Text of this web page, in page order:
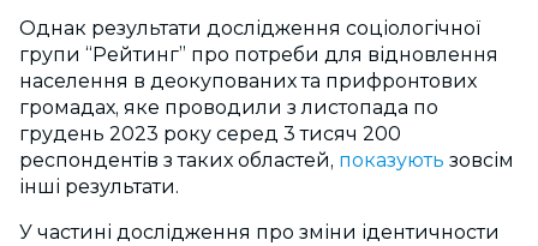
Однак результати дослідження соціологічної
групи “Рейтинг” про потреби для відновлення
населення в деокупованих та прифронтових
громадах, яке проводили з листопада по
грудень 2023 року серед 3 тисяч 200
респондентів з таких областей, показують зовсім
інші результати.
У частині дослідження про зміни ідентичности